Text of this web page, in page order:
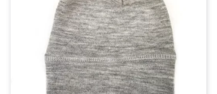
Deze
optie
kan
gekozen
worden
op
de
productpagina